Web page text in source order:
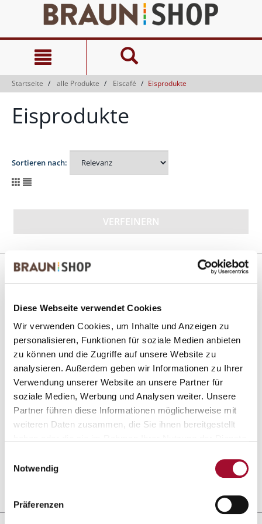
Diese Webseite verwendet Cookies
Wir verwenden Cookies, um Inhalte und Anzeigen zu
personalisieren, Funktionen für soziale Medien anbieten
zu können und die Zugriffe auf unsere Website zu
analysieren. Außerdem geben wir Informationen zu Ihrer
Verwendung unserer Website an unsere Partner für
soziale Medien, Werbung und Analysen weiter. Unsere
Partner führen diese Informationen möglicherweise mit
weiteren Daten zusammen, die Sie ihnen bereitgestellt
Notwendig
Präferenzen
springen
Navigationsmenü
springen
Startseite alle Produkte Eiscafé Eisprodukte
Eisprodukte
Sortieren nach:
VERFEINERN
2 Produkte gefunden
Jilk
10,0 kg im Eimer 5,0 kg im Eimer